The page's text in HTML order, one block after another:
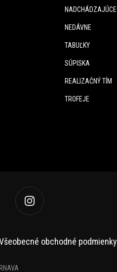
NADCHÁDZAJÚCE
NEDÁVNE
TABUĽKY
SÚPISKA
REALIZAČNÝ TÍM
TROFEJE
obchodné podmienky